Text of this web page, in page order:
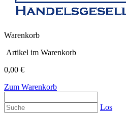
Warenkorb
Artikel im Warenkorb
0,00 €
Zum Warenkorb
Los